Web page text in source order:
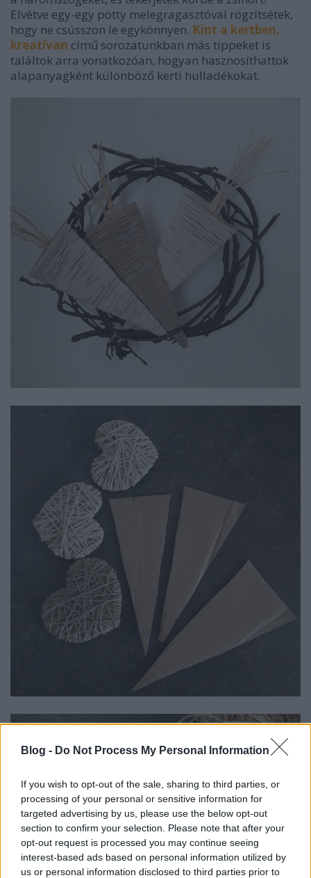
Blog - Do Not Process My Personal Information
If you wish to opt-out of the sale, sharing to third parties, or
processing of your personal or sensitive information for
targeted advertising by us, please use the below opt-out
section to confirm your selection. Please note that after your
opt-out request is processed you may continue seeing
interest-based ads based on personal information utilized by
us or personal information disclosed to third parties prior to
Elvétve egy-egy pötty melegragasztóval rögzítsétek,
hogy ne csússzon le egykönnyen. Kint a kertben,
kreatívan című sorozatunkban más tippeket is
találtok arra vonatkozóan, hogyan hasznosíthattok
alapanyagként különböző kerti hulladékokat.